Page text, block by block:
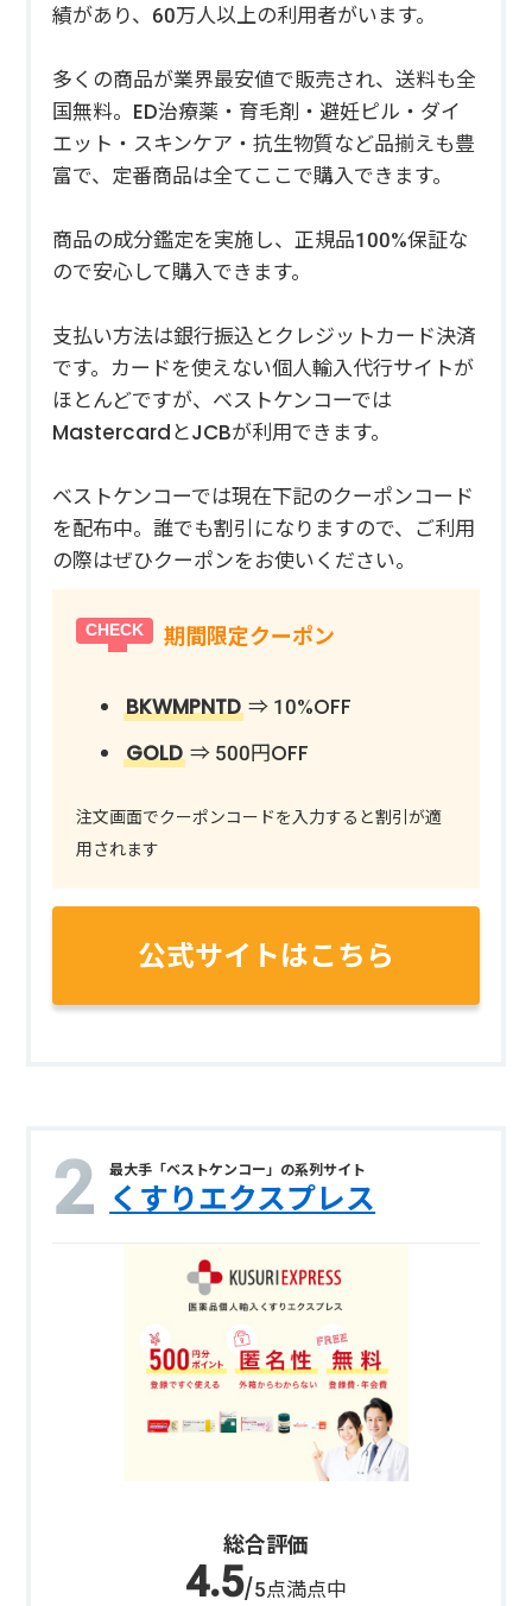
績があり、60万人以上の利用者がいます。
多くの商品が業界最安値で販売され、送料も全
国無料。ED治療薬・育毛剤・避妊ピル・ダイ
エット・スキンケア・抗生物質など品揃えも豊
富で、定番商品は全てここで購入できます。
商品の成分鑑定を実施し、正規品100%保証な
ので安心して購入できます。
支払い方法は銀行振込とクレジットカード決済
です。カードを使えない個人輸入代行サイトが
ほとんどですが、ベストケンコーでは
MastercardとJCBが利用できます。
ベストケンコーでは現在下記のクーポンコード
を配布中。誰でも割引になりますので、ご利用
の際はぜひクーポンをお使いください。
期間限定クーポン
BKWMPNTD ⇒ 10%OFF
GOLD ⇒ 500円OFF
注文画面でクーポンコードを入力すると割引が適
用されます
公式サイトはこちら
最大手「ベストケンコー」の系列サイト
くすりエクスプレス
総合評価
/5点満点中